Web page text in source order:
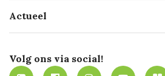
Missie
Certificering
Werken bij Carel Lurvink
MVO
Bezorgen
Mijn Carel Lurvink
Mijn Carel Lurvink instructievideo's
Actueel
Innovation LAB
Tevreden klanten
Volg ons via social!